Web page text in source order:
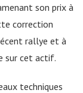
son prix à
correction
rallye et à
sur cet actif.
techniques